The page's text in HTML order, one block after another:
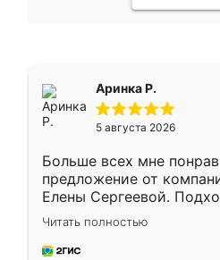
Аринка Р.
5 августа 2026
Больше всех мне
предложение от
Елены Сергеевой.
короткие сроки
для замера сотрудник
предложил по моему
Читать полностью